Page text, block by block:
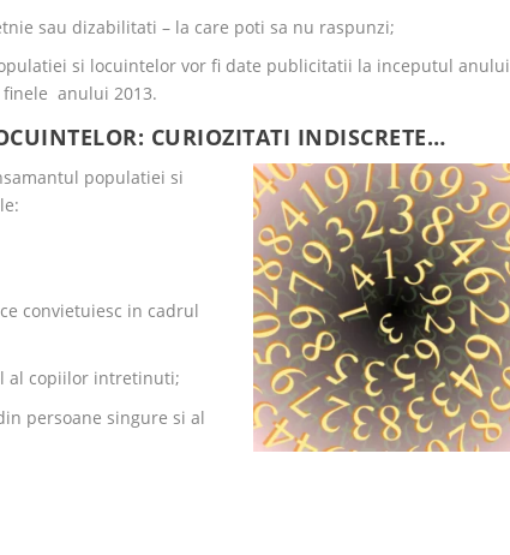
sau dizabilitati – la care poti sa nu raspunzi;
si locuintelor vor fi date publicitatii la inceputul anului
anului 2013.
CURIOZITATI INDISCRETE…
populatiei si
convietuiesc in cadrul
al copiilor intretinuti;
persoane singure si al